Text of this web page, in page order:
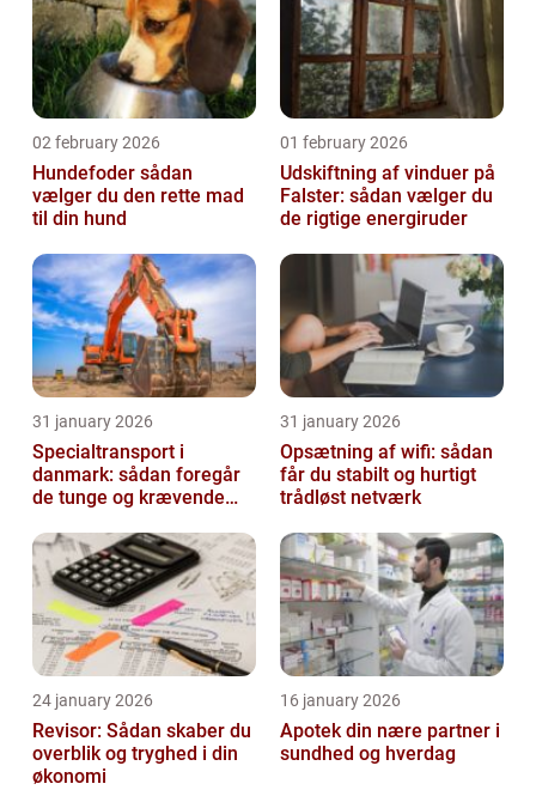
02 february 2026
Hundefoder sådan
vælger du den rette mad
til din hund
01 february 2026
Udskiftning af vinduer på
Falster: sådan vælger du
de rigtige energiruder
31 january 2026
Specialtransport i
danmark: sådan foregår
de tunge og krævende
31 january 2026
Opsætning af wifi: sådan
får du stabilt og hurtigt
trådløst netværk
24 january 2026
Revisor: Sådan skaber du
overblik og tryghed i din
økonomi
16 january 2026
Apotek din nære partner i
sundhed og hverdag